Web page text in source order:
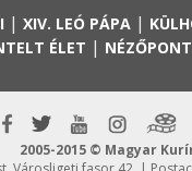
| XIV. LEÓ PÁPA|
ÉLET | NÉZŐPONT
2005-2015 © Magyar